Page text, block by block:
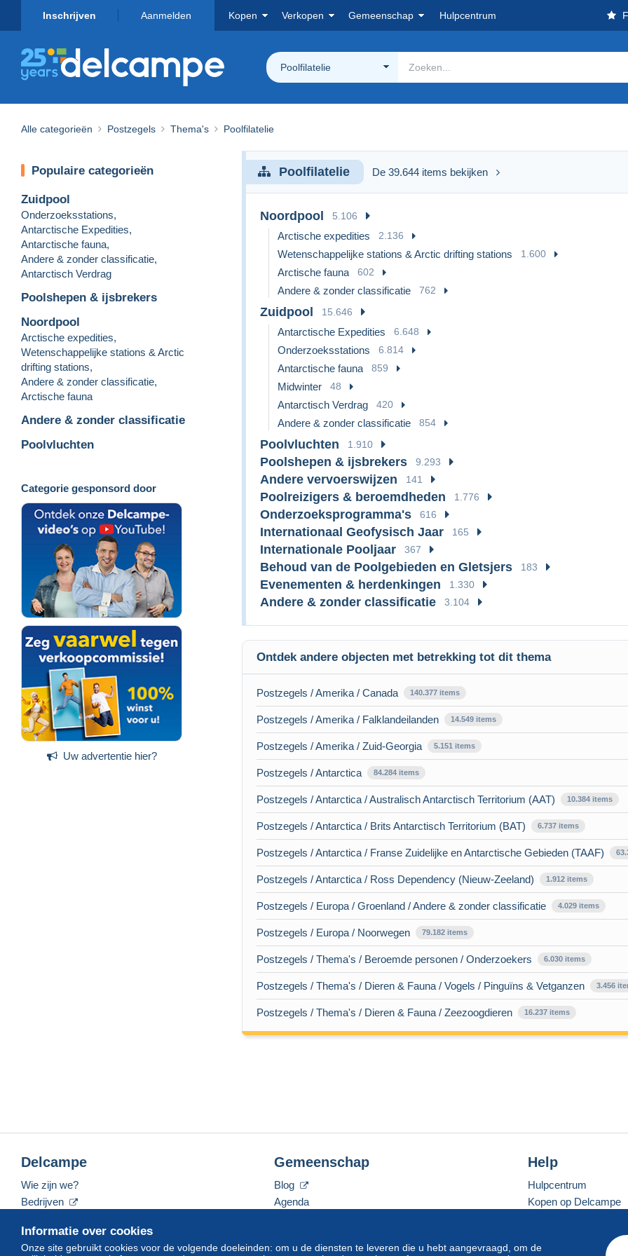
Inschrijven Aanmelden Kopen Verkopen Gemeenschap Hulpcentrum
Poolfilatelie
Alle categorieën Postzegels Thema's Poolfilatelie
Populaire categorieën
Zuidpool
Onderzoeksstations,
Antarctische Expedities,
Antarctische fauna,
Andere & zonder classificatie,
Antarctisch Verdrag
Poolshepen & ijsbrekers
Noordpool
Arctische expedities,
Wetenschappelijke stations & Arctic
drifting stations,
Andere & zonder classificatie,
Arctische fauna
Andere & zonder classificatie
Poolvluchten
Categorie gesponsord door
Uw advertentie hier?
Poolfilatelie De 39.644 items bekijken
Noordpool 5.106
Arctische expedities 2.136
Wetenschappelijke stations & Arctic drifting stations 1.600
Arctische fauna 602
Andere & zonder classificatie 762
Zuidpool 15.646
Antarctische Expedities 6.648
Onderzoeksstations 6.814
Antarctische fauna 859
Midwinter 48
Antarctisch Verdrag 420
Andere & zonder classificatie 854
Poolvluchten 1.910
Poolshepen & ijsbrekers 9.293
Andere vervoerswijzen 141
Poolreizigers & beroemdheden 1.776
Onderzoeksprogramma's 616
Internationaal Geofysisch Jaar 165
Internationale Pooljaar 367
Behoud van de Poolgebieden en Gletsjers 183
Evenementen & herdenkingen 1.330
Andere & zonder classificatie 3.104
Ontdek andere objecten met betrekking tot dit thema
Postzegels / Amerika / Canada 140.377 items
Postzegels / Amerika / Falklandeilanden 14.549 items
Postzegels / Amerika / Zuid-Georgia 5.151 items
Postzegels / Antarctica 84.284 items
Postzegels / Antarctica / Australisch Antarctisch Territorium (AAT) 10.384 items
Postzegels / Antarctica / Brits Antarctisch Territorium (BAT) 6.737 items
Postzegels / Antarctica / Franse Zuidelijke en Antarctische Gebieden (TAAF)
Postzegels / Antarctica / Ross Dependency (Nieuw-Zeeland) 1.912 items
Postzegels / Europa / Groenland / Andere & zonder classificatie 4.029 items
Postzegels / Europa / Noorwegen 79.182 items
Postzegels / Thema's / Beroemde personen / Onderzoekers 6.030 items
Postzegels / Thema's / Dieren & Fauna / Vogels / Pinguïns & Vetganzen 3.456
Postzegels / Thema's / Dieren & Fauna / Zeezoogdieren 16.237 items
Informatie over cookies
Onze site gebruikt cookies voor de volgende doeleinden: om u de diensten te leveren die u hebt aangevraagd, om de
Delcampe
Wie zijn we?
Bedrijven
Neem contact met ons op
Gemeenschap
Blog
Agenda
Help
Hulpcentrum
Kopen op Delcampe
Een beveiligde